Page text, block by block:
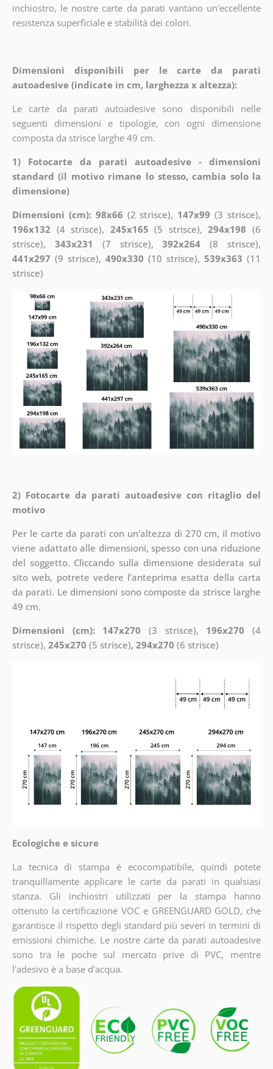
inchiostro, le nostre carte da parati vantano un'eccellente
resistenza superficiale e stabilità dei colori.
Dimensioni disponibili per le carte da parati
autoadesive (indicate in cm, larghezza x altezza):
Le carte da parati autoadesive sono disponibili nelle
seguenti dimensioni e tipologie, con ogni dimensione
composta da strisce larghe 49 cm.
1) Fotocarte da parati autoadesive - dimensioni
standard (il motivo rimane lo stesso, cambia solo la
dimensione)
Dimensioni (cm): 98x66 (2 strisce), 147x99 (3 strisce),
196x132 (4 strisce), 245x165 (5 strisce),294x198 (6
strisce), 343x231 (7 strisce),392x264 (8 strisce),
441x297 (9 strisce), 490x330 (10 strisce),539x363 (11
strisce)
2) Fotocarte da parati autoadesive con ritaglio del
motivo
Per le carte da parati con un'altezza di 270 cm, il motivo
viene adattato alle dimensioni, spesso con una riduzione
del soggetto. Cliccando sulla dimensione desiderata sul
sito web, potrete vedere l’anteprima esatta della carta
da parati. Le dimensioni sono composte da strisce larghe
49 cm.
Dimensioni (cm): 147x270 (3 strisce), 196x270 (4
strisce), 245x270 (5 strisce), 294x270 (6 strisce)
Ecologiche e sicure
La tecnica di stampa è ecocompatibile, quindi potete
tranquillamente applicare le carte da parati in qualsiasi
stanza. Gli inchiostri utilizzati per la stampa hanno
ottenuto la certificazione VOC e GREENGUARD GOLD, che
garantisce il rispetto degli standard più severi in termini di
emissioni chimiche. Le nostre carte da parati autoadesive
sono tra le poche sul mercato prive di PVC, mentre
l'adesivo è a base d'acqua.